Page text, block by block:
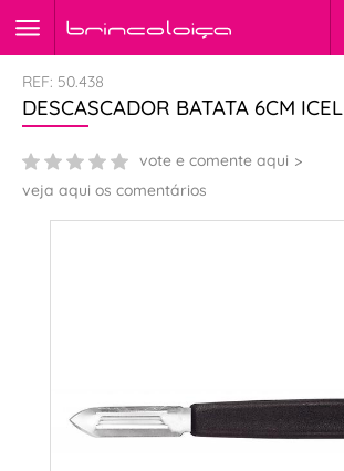
REF: 50.438
DESCASCADOR BATATA 6CM ICEL
vote e comente aqui
veja aqui os comentários